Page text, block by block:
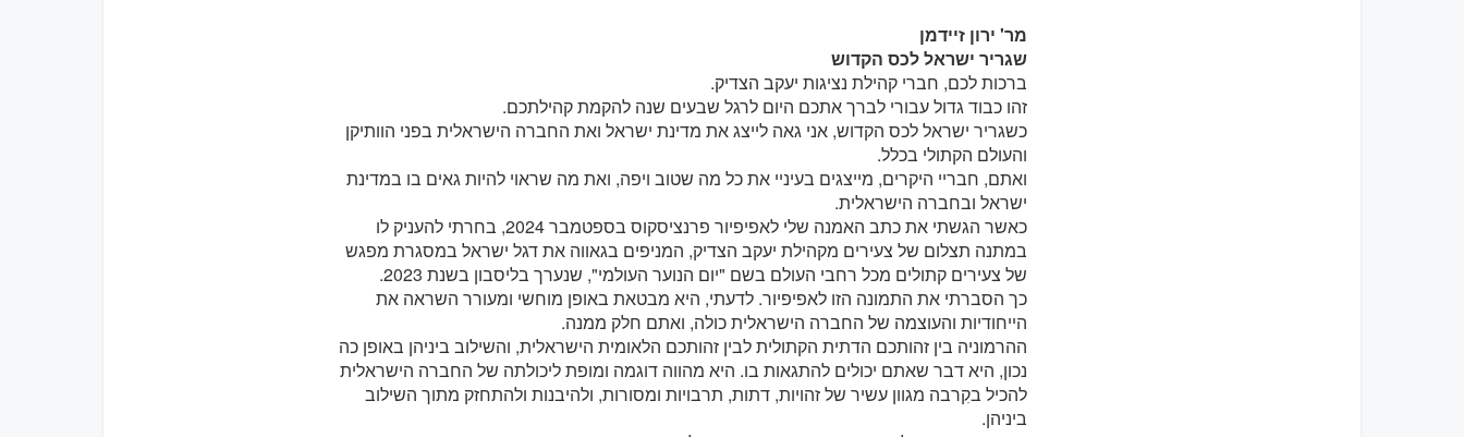
מר' ירון זיידמן
שגריר ישראל לכס הקדוש
ברכות לכם, חברי קהילת נציגות יעקב הצדיק.
זהו כבוד גדול עבורי לברך אתכם היום לרגל שבעים שנה להקמת קהילתכם.
כשגריר ישראל לכס הקדוש, אני גאה לייצג את מדינת ישראל ואת החברה הישראלית בפני הוותיקן
והעולם הקתולי בכלל.
ואתם, חבריי היקרים, מייצגים בעיניי את כל מה שטוב ויפה, ואת מה שראוי להיות גאים בו במדינת
ישראל ובחברה הישראלית.
כאשר הגשתי את כתב האמנה שלי לאפיפיור פרנציסקוס בספטמבר 2024, בחרתי להעניק לו
במתנה תצלום של צעירים מקהילת יעקב הצדיק, המניפים בגאווה את דגל ישראל במסגרת מפגש
של צעירים קתולים מכל רחבי העולם בשם "יום הנוער העולמי", שנערך בליסבון בשנת 2023.
כך הסברתי את התמונה הזו לאפיפיור. לדעתי, היא מבטאת באופן מוחשי ומעורר השראה את
הייחודיות והעוצמה של החברה הישראלית כולה, ואתם חלק ממנה.
ההרמוניה בין זהותכם הדתית הקתולית לבין זהותכם הלאומית הישראלית, והשילוב ביניהן באופן כה
נכון, היא דבר שאתם יכולים להתגאות בו. היא מהווה דוגמה ומופת ליכולתה של החברה הישראלית
להכיל בקִרבה מגוון עשיר של זהויות, דתות, תרבויות ומסורות, ולהיבנות ולהתחזק מתוך השילוב
ביניהן.